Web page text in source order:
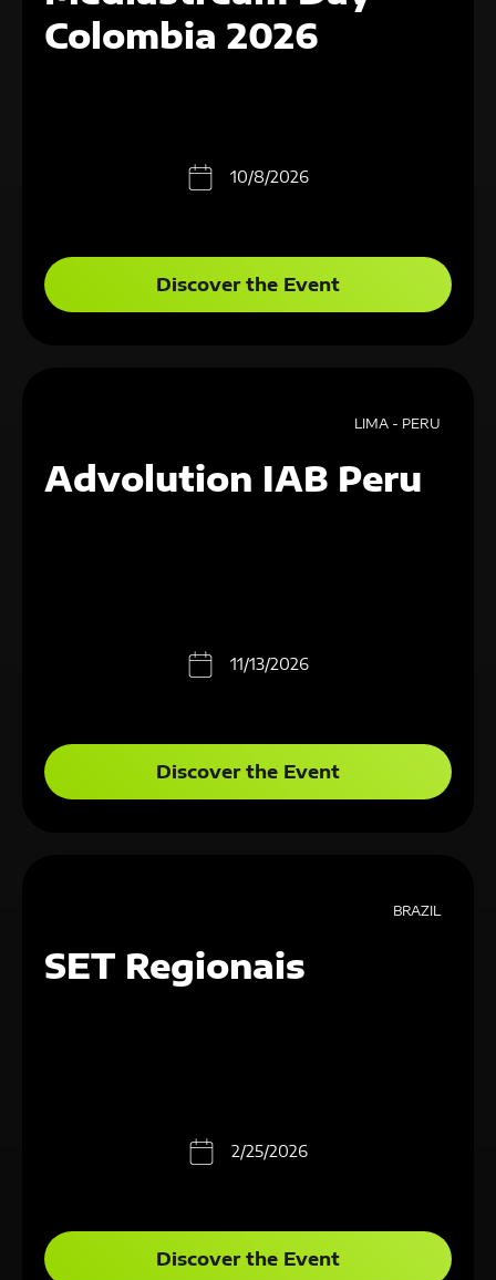
Colombia 2026
10/8/2026
Discover the Event
Advolution IAB Peru
LIMA - PERU
11/13/2026
Discover the Event
SET Regionais
BRAZIL
2/25/2026
Discover the Event